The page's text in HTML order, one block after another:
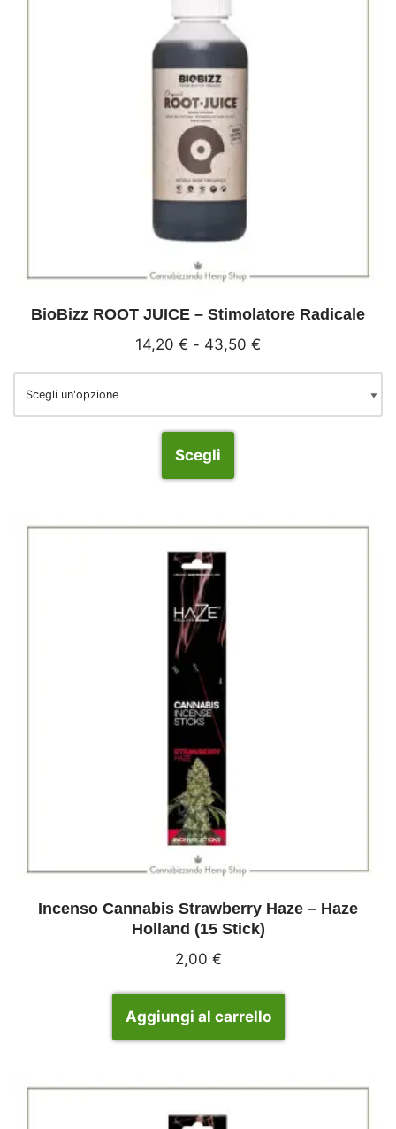
BioBizz ROOT JUICE – Stimolatore Radicale
14,20 € - 43,50 €
Scegli
Incenso Cannabis Strawberry Haze – Haze
Holland (15 Stick)
2,00 €
Aggiungi al carrello